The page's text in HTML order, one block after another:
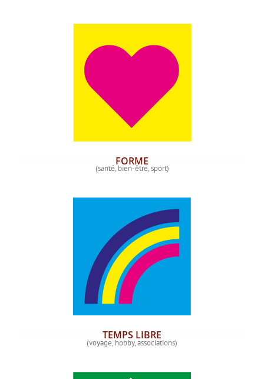
FORME
(santé, bien-être, sport)
TEMPS LIBRE
(voyage, hobby, associations)